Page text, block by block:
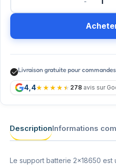
Livraison gratuite pour
4,4 278 avis sur
DescriptionInformations
Le support batterie 2×18650